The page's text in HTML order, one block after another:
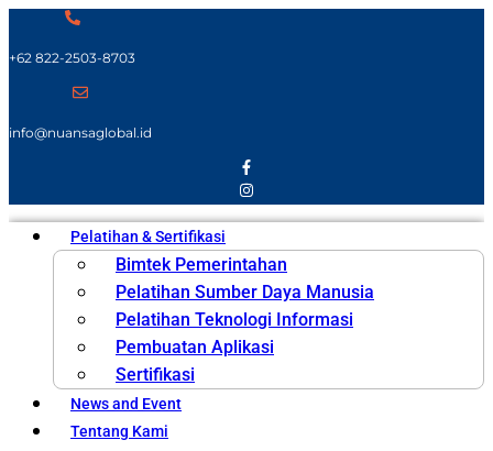
+62 822-2503-8703
info@nuansaglobal.id
Pelatihan & Sertifikasi
Bimtek Pemerintahan
Pelatihan Sumber Daya Manusia
Pelatihan Teknologi Informasi
Pembuatan Aplikasi
Sertifikasi
News and Event
Tentang Kami